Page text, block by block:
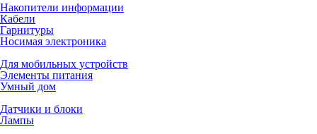
Накопители информации
Кабели
Гарнитуры
Носимая электроника
Для мобильных устройств
Элементы питания
Умный дом
Датчики и блоки
Лампы